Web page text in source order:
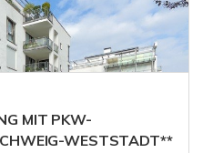
MIT PKW-
WESTSTADT**